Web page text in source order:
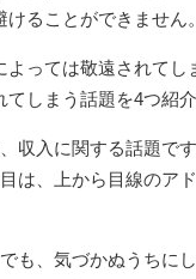
ることができません。
よっては敬遠されて
しまう話題を4つ紹介
収入に関する話題で
は、上から目線のア
も、気づかぬうちに